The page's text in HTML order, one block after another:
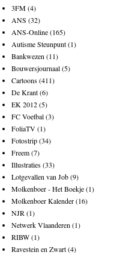
3FM(4)
ANS (32)
ANS-Online(165)
Autisme Steunpunt(1)
Bankwezen (11)
Bouwersjournaal(5)
Cartoons(411)
De Krant(6)
EK 2012(5)
FC Voetbal(3)
FoliaTV(1)
Fotostrip(34)
Freem(7)
Illustraties(33)
Lotgevallen van Job(9)
Molkenboer - Het Boekje(1)
Molkenboer Kalender(16)
NJR (1)
Netwerk Vlaanderen (1)
RIBW(1)
Ravestein en Zwart(4)